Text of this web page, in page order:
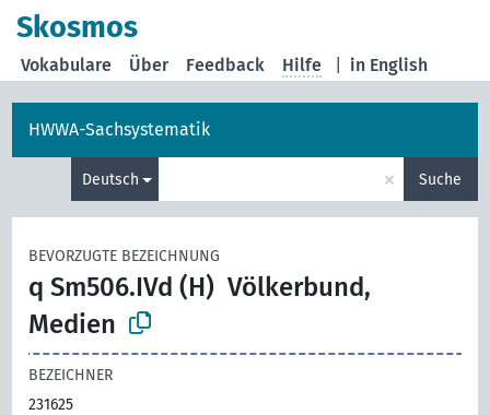
Skosmos
in English
Vokabulare Über Feedback Hilfe
HWWA-Sachsystematik
Deutsch × Suche
BEVORZUGTE BEZEICHNUNG
q Sm506.IVd (H) Völkerbund,
Medien
BEZEICHNER
231625